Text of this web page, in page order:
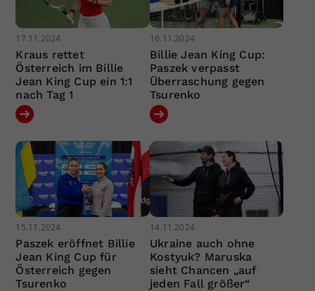
17.11.2024
Kraus rettet
Österreich im Billie
Jean King Cup ein 1:1
nach Tag 1
16.11.2024
Billie Jean King Cup:
Paszek verpasst
Überraschung gegen
Tsurenko
15.11.2024
Paszek eröffnet Billie
Jean King Cup für
Österreich gegen
Tsurenko
14.11.2024
Ukraine auch ohne
Kostyuk? Maruska
sieht Chancen „auf
jeden Fall größer“